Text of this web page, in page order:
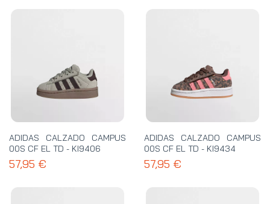
ADIDAS CALZADO CAMPUS
00S CF EL TD - KI9406
57,95 €
ADIDAS CALZADO CAMPUS
00S CF EL TD - KI9434
57,95 €